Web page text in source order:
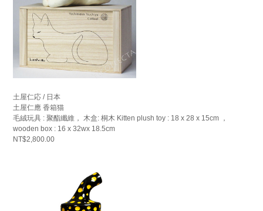
土屋仁応 / 日本
土屋仁應 香箱猫
毛絨玩具 : 聚酯纖維， 木盒: 桐木 Kitten plush toy : 18 x 28 x 15cm ，
wooden box : 16 x 32wx 18.5cm
NT$2,800.00